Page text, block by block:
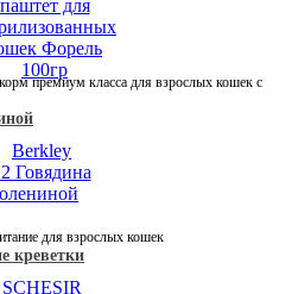
премиум класса для взрослых кошек с
для взрослых кошек
креветки